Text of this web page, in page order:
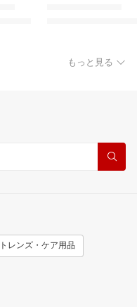
もっと見る
レンズ・ケア用品